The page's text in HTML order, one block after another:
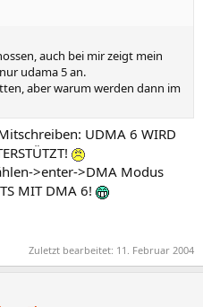
auch bei mir zeigt mein
udama 5 an.
aber warum werden dann im
UDMA 6 WIRD
>enter->DMA Modus
MIT DMA 6!
Zuletzt bearbeitet: 11. Februar 2004